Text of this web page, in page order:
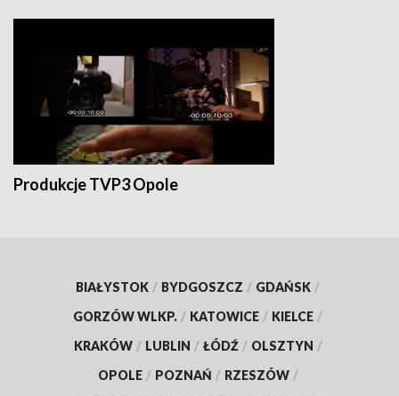
Produkcje TVP3 Opole
BIAŁYSTOK / BYDGOSZCZ / GDAŃSK /
GORZÓW WLKP. / KATOWICE / KIELCE /
KRAKÓW / LUBLIN / ŁÓDŹ / OLSZTYN /
OPOLE / POZNAŃ / RZESZÓW /